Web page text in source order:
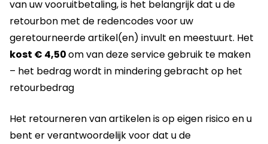
van uw vooruitbetaling, is het belangrijk dat u de
retourbon met de redencodes voor uw
geretourneerde artikel(en) invult en meestuurt. Het
kost € 4,50om van deze service gebruik te maken
– het bedrag wordt in mindering gebracht op het
retourbedrag
Het retourneren van artikelen is op eigen risico en u
bent er verantwoordelijk voor dat u de